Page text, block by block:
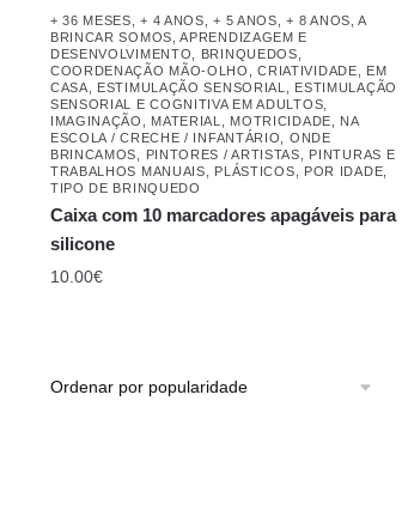
+ 36 MESES ,+ 4 ANOS ,+ 5 ANOS ,+ 8 ANOS ,A
BRINCAR SOMOS ,APRENDIZAGEM E
DESENVOLVIMENTO
BRINQUEDOS
COORDENAÇÃO MÃO-OLHO
,CRIATIVIDADE
EM
CASA
ESTIMULAÇÃO SENSORIAL
ESTIMULAÇÃO
SENSORIAL E COGNITIVA EM ADULTOS
IMAGINAÇÃO
MATERIAL MOTRICIDADE
NA
ESCOLA / CRECHE / INFANTÁRIO
ONDE
BRINCAMOS
PINTORES / ARTISTAS
PINTURAS E
TRABALHOS MANUAIS
PLÁSTICOS POR IDADE
TIPO DE BRINQUEDO
Caixa com 10 marcadores apagáveis ​​para
silicone
10.00€